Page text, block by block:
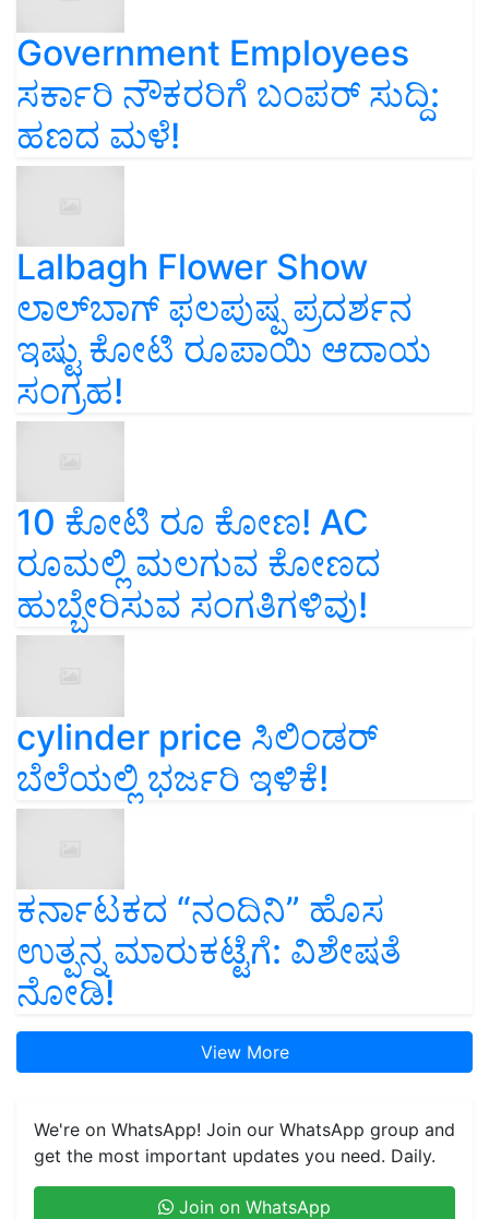
Government Employees
ಸರ್ಕಾರಿ ನೌಕರರಿಗೆ ಬಂಪರ್‌ ಸುದ್ದಿ:
ಹಣದ ಮಳೆ!
Lalbagh Flower Show
ಲಾಲ್‌ಬಾಗ್ ಫಲಪುಷ್ಪ ಪ್ರದರ್ಶನ
ಇಷ್ಟು ಕೋಟಿ ರೂಪಾಯಿ ಆದಾಯ
ಸಂಗ್ರಹ!
10 ಕೋಟಿ ರೂ ಕೋಣ! AC
ರೂಮಲ್ಲಿ ಮಲಗುವ ಕೋಣದ
ಹುಬ್ಬೇರಿಸುವ ಸಂಗತಿಗಳಿವು!
cylinder price ಸಿಲಿಂಡರ್‌
ಬೆಲೆಯಲ್ಲಿ ಭರ್ಜರಿ ಇಳಿಕೆ!
ಕರ್ನಾಟಕದ “ನಂದಿನಿ” ಹೊಸ
ಉತ್ಪನ್ನ ಮಾರುಕಟ್ಟೆಗೆ: ವಿಶೇಷತೆ
ನೋಡಿ!
View More
We're on WhatsApp! Join our WhatsApp group and
get the most important updates you need. Daily.
Join on WhatsApp